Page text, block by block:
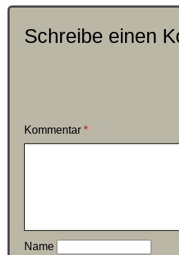
Schreibe einen
Kommentar *
Name